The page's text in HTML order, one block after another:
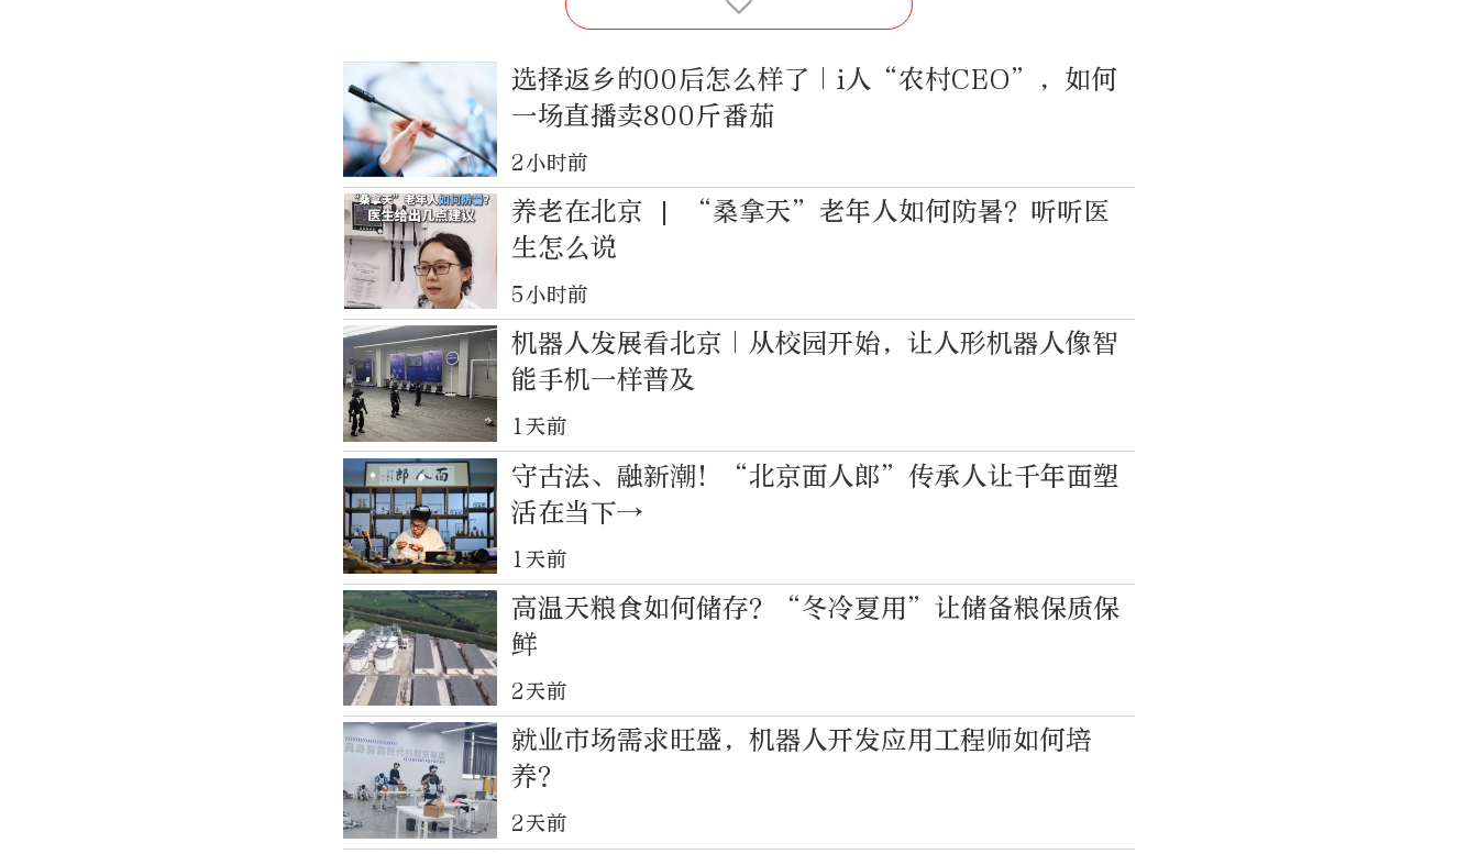
选择返乡的00后怎么样了｜i人“农村CEO”，如何
一场直播卖800斤番茄
2小时前
养老在北京 | “桑拿天”老年人如何防暑？听听医
生怎么说
5小时前
机器人发展看北京｜从校园开始，让人形机器人像智
能手机一样普及
1天前
守古法、融新潮！“北京面人郎”传承人让千年面塑
活在当下→
1天前
高温天粮食如何储存？“冬冷夏用”让储备粮保质保
鲜
2天前
就业市场需求旺盛，机器人开发应用工程师如何培
养？
2天前